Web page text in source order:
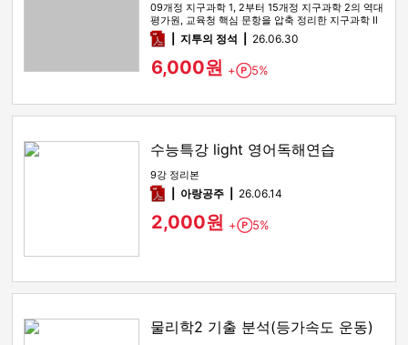
09개정 지구과학 1, 2부터 15개정 지구과학 2의 역대
평가원, 교육청 핵심 문항을 압축 정리한 지구과학 Ⅱ
기출 선별 …
pdf지투의 정석 26.06.30
6,000원 + Point
5%
수능특강 light 영어독해연습
9강 정리본
pdf아랑공주 26.06.14
2,000원 + Point
5%
물리학2 기출 분석(등가속도 운동)